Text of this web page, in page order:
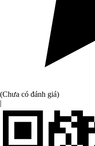
(Chưa có đánh giá)
|